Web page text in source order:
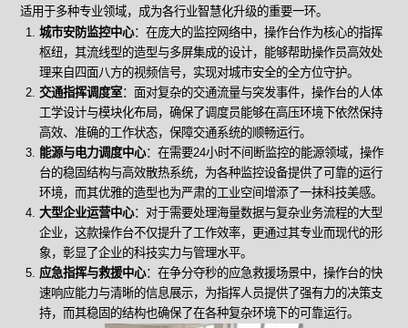
适用于多种专业领域，成为各行业智慧化升级的重要一环。
城市安防监控中心：在庞大的监控网络中，操作台作为核心的指挥
枢纽，其流线型的造型与多屏集成的设计，能够帮助操作员高效处
理来自四面八方的视频信号，实现对城市安全的全方位守护。
交通指挥调度室：面对复杂的交通流量与突发事件，操作台的人体
工学设计与模块化布局，确保了调度员能够在高压环境下依然保持
高效、准确的工作状态，保障交通系统的顺畅运行。
能源与电力调度中心：在需要24小时不间断监控的能源领域，操作
台的稳固结构与高效散热系统，为各种监控设备提供了可靠的运行
环境，而其优雅的造型也为严肃的工业空间增添了一抹科技美感。
大型企业运营中心：对于需要处理海量数据与复杂业务流程的大型
企业，这款操作台不仅提升了工作效率，更通过其专业而现代的形
象，彰显了企业的科技实力与管理水平。
应急指挥与救援中心：在争分夺秒的应急救援场景中，操作台的快
速响应能力与清晰的信息展示，为指挥人员提供了强有力的决策支
持，而其稳固的结构也确保了在各种复杂环境下的可靠运行。